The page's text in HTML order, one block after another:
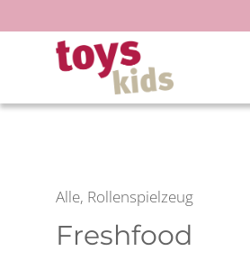
Inhalt
springen
Alle, Rollenspielzeug
Freshfood